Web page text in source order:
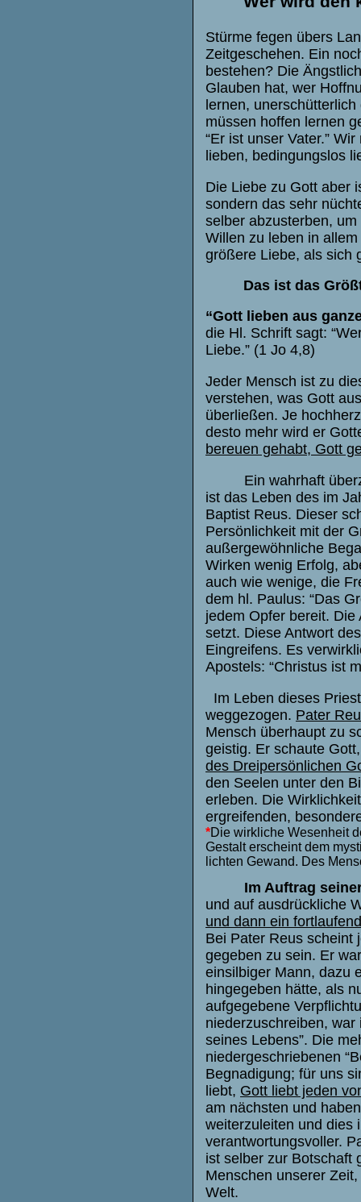
Stürme fegen übers
Zeitgeschehen. Ein
bestehen? Die
Glauben hat, wer
lernen, unerschütterlich
müssen hoffen lernen
“Er ist unser Vater.”
lieben, bedingungslos
Die Liebe zu Gott aber
sondern das sehr
selber abzusterben,
Willen zu leben in
größere Liebe, als sich
Das ist das
“Gott lieben aus
die Hl. Schrift sagt:
Liebe.” (1 Jo 4,8)
Jeder Mensch ist zu
verstehen, was Gott
überließen. Je
desto mehr wird er
bereuen gehabt, Gott
Ein wahrhaft
ist das Leben des im
Baptist Reus. Dieser
Persönlichkeit mit der
außergewöhnliche
Wirken wenig Erfolg,
auch wie wenige, die
dem hl. Paulus: “Das
jedem Opfer bereit.
setzt. Diese Antwort
Eingreifens. Es
Apostels: “Christus ist
Im Leben dieses
weggezogen. Pater
Mensch überhaupt zu
geistig. Er schaute
des Dreipersönlichen
den Seelen unter den
erleben. Die
ergreifenden,
*Die wirkliche Wesenheit
Gestalt erscheint dem
lichten Gewand. Des
Im Auftrag
und auf ausdrückliche
und dann ein
Bei Pater Reus scheint
gegeben zu sein. Er
einsilbiger Mann, dazu
hingegeben hätte, als
aufgegebene
niederzuschreiben, war
seines Lebens”. Die
niedergeschriebenen
Begnadigung; für uns
liebt, Gott liebt jeden
am nächsten und
weiterzuleiten und dies
verantwortungsvoller.
ist selber zur Botschaft
Menschen unserer
Welt.